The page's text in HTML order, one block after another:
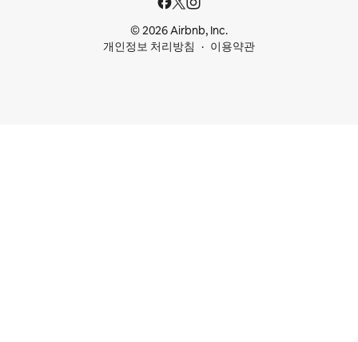
© 2026 Airbnb, Inc.
개인정보 처리방침
이용약관